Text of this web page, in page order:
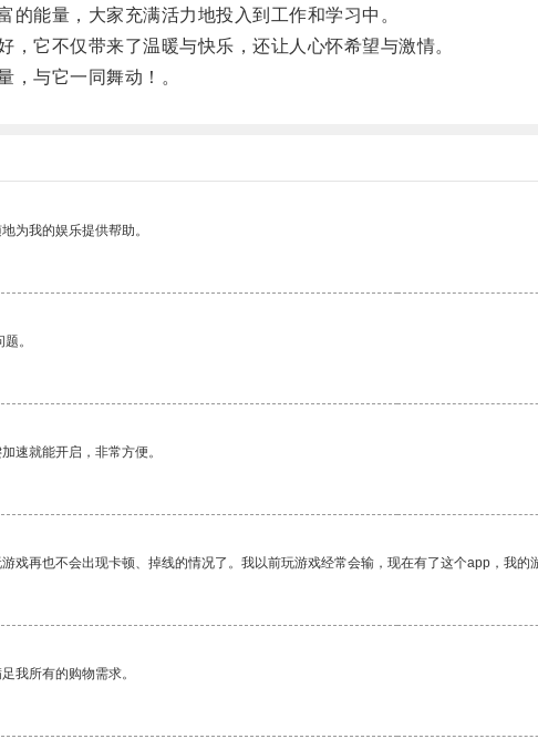
能量，大家充满活力地投入到工作和学习中。
它不仅带来了温暖与快乐，还让人心怀希望与激情。
与它一同舞动！。
为我的娱乐提供帮助。
。
速就能开启，非常方便。
戏再也不会出现卡顿、掉线的情况了。我以前玩游戏经常会输，现在有了这个app，我的
我所有的购物需求。